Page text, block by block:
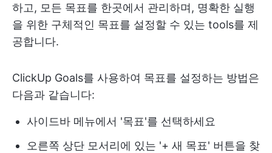
하고, 모든 목표를 한곳에서 관리하며, 명확한 실행
을 위한 구체적인 목표를 설정할 수 있는 tools를 제
공합니다.
ClickUp Goals를 사용하여 목표를 설정하는 방법은
다음과 같습니다:
사이드바 메뉴에서 '목표'를 선택하세요
오른쪽 상단 모서리에 있는 '+ 새 목표' 버튼을 찾